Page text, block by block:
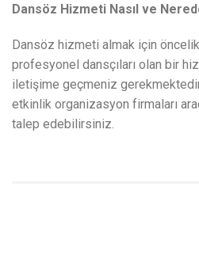
Dansöz Hizmeti Nasıl ve
Dansöz hizmeti almak için
profesyonel dansçıları olan bir
iletişime geçmeniz
etkinlik organizasyon firmaları
talep edebilirsiniz.